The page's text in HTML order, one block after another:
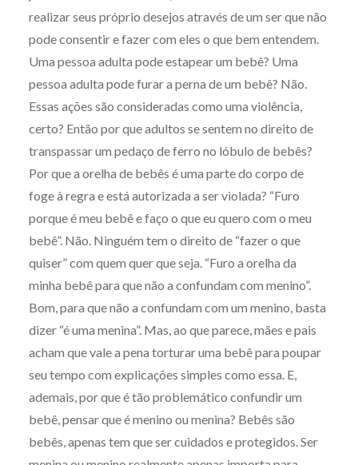
realizar seus próprio desejos através de um ser que não
pode consentir e fazer com eles o que bem entendem.
Uma pessoa adulta pode estapear um bebê? Uma
pessoa adulta pode furar a perna de um bebê? Não.
Essas ações são consideradas como uma violência,
certo? Então por que adultos se sentem no direito de
transpassar um pedaço de ferro no lóbulo de bebês?
Por que a orelha de bebês é uma parte do corpo de
foge à regra e está autorizada a ser violada? “Furo
porque é meu bebê e faço o que eu quero com o meu
bebê”. Não. Ninguém tem o direito de “fazer o que
quiser” com quem quer que seja. “Furo a orelha da
minha bebê para que não a confundam com menino”.
Bom, para que não a confundam com um menino, basta
dizer “é uma menina”. Mas, ao que parece, mães e pais
acham que vale a pena torturar uma bebê para poupar
seu tempo com explicações simples como essa. E,
ademais, por que é tão problemático confundir um
bebê, pensar que é menino ou menina? Bebês são
bebês, apenas tem que ser cuidados e protegidos. Ser